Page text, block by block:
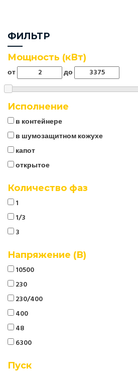
ФИЛЬТР
Мощность (кВт)
от до
Исполнение
в контейнере
в шумозащитном кожухе
капот
открытое
Количество фаз
1
1/3
3
Напряжение (В)
10500
230
230/400
400
48
6300
Пуск